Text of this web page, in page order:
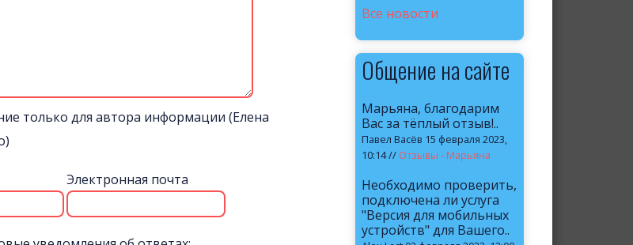
только для автора информации (Елена
Электронная почта
Все новости
Общение на сайте
Марьяна, благодарим
Вас за тёплый отзыв!..
Павел Васёв 15 февраля 2023,
10:14 // Отзывы - Марьяна
Необходимо проверить,
подключена ли услуга
"Версия для мобильных
устройств" для Вашего..